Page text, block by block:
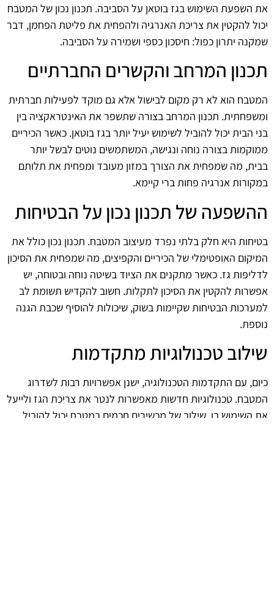
את השפעת השימוש בגז בוטאן על הסביבה. תכנון נכון של המטבח
יכול להקטין את צריכת האנרגיה ולהפחית את פליטת הפחמן, דבר
שמקנה יתרון כפול: חיסכון כספי ושמירה על הסביבה.
תכנון המרחב והקשרים החברתיים
המטבח הוא לא רק מקום לבישול אלא גם מוקד לפעילות חברתית
ומשפחתית. תכנון המרחב בצורה שתשפר את האינטראקציה בין
בני הבית יכול להוביל לשימוש יעיל יותר בגז בוטאן. כאשר הכיריים
ממוקמות בצורה נוחה ונגישה, המשתמשים נוטים לבשל יותר
בבית, מה שמפחית את הצורך במזון מעובד ומפחית את תלותם
במקורות אנרגיה פחות ברי קיימא.
ההשפעה של תכנון נכון על הבטיחות
בטיחות היא חלק בלתי נפרד מעיצוב המטבח. תכנון נכון כולל את
המיקום האופטימלי של הכיריים והקפיצים, מה שמפחית את הסיכון
לדליפות גז. כאשר מתקנים את הציוד בשיטה נוחה ובטוחה, יש
אפשרות להקטין את הסיכון לתקלות. חשוב להקדיש תשומת לב
למערכות הבטיחות שקיימות בשוק, שיכולות להוסיף שכבת הגנה
נוספת.
שילוב טכנולוגיות מתקדמות
כיום, עם התקדמות הטכנולוגיה, ישנן אפשרויות רבות לשדרוג
המטבח. טכנולוגיות חדשות מאפשרות לנטר את צריכת הגז ולייעל
את השימוש בו. שילוב של מכשירים חכמים במטבח יכול להוביל